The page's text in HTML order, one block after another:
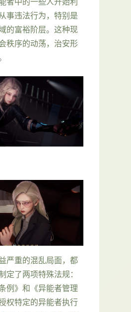
事违法行为，特别是
的富裕阶层。这种现
秩序的动荡，治安形
严重的混乱局面，都
定了两项特殊法规：
例》和《异能者管理
权特定的异能者执行